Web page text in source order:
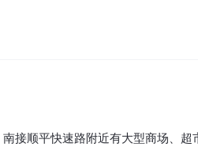
接顺平快速路附近有大型商场、